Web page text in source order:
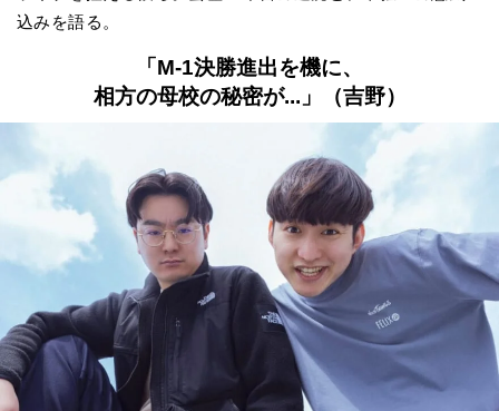
込みを語る。
「M-1決勝進出を機に、
相方の母校の秘密が...」（吉野）